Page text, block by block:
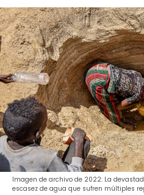
Imagen de archivo de 2022: La
escasez de agua que sufren múltiples